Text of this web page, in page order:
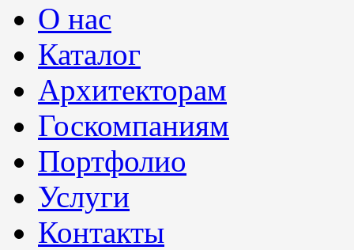
О нас
Каталог
Архитекторам
Госкомпаниям
Портфолио
Услуги
Контакты